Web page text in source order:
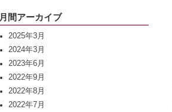
月間アーカイブ
2025年3月
2024年3月
2023年6月
2022年9月
2022年8月
2022年7月